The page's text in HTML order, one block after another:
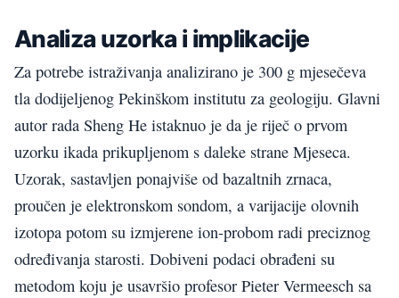
Analiza uzorka i implikacije
Za potrebe istraživanja analizirano je 300 g mjesečeva
tla dodijeljenog Pekinškom institutu za geologiju. Glavni
autor rada Sheng He istaknuo je da je riječ o prvom
uzorku ikada prikupljenom s daleke strane Mjeseca.
Uzorak, sastavljen ponajviše od bazaltnih zrnaca,
proučen je elektronskom sondom, a varijacije olovnih
izotopa potom su izmjerene ion-probom radi preciznog
određivanja starosti. Dobiveni podaci obrađeni su
metodom koju je usavršio profesor Pieter Vermeesch sa